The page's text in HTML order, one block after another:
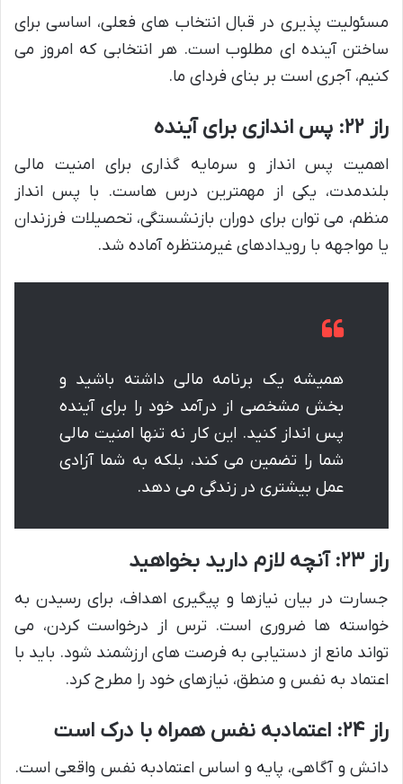
مسئولیت پذیری در قبال انتخاب های فعلی، اساسی برای
ساختن آینده ای مطلوب است. هر انتخابی که امروز می
کنیم، آجری است بر بنای فردای ما.
راز ۲۲: پس اندازی برای آینده
اهمیت پس انداز و سرمایه گذاری برای امنیت مالی
بلندمدت، یکی از مهمترین درس هاست. با پس انداز
منظم، می توان برای دوران بازنشستگی، تحصیلات فرزندان
یا مواجهه با رویدادهای غیرمنتظره آماده شد.
همیشه یک برنامه مالی داشته باشید و
بخش مشخصی از درآمد خود را برای آینده
پس انداز کنید. این کار نه تنها امنیت مالی
شما را تضمین می کند، بلکه به شما آزادی
عمل بیشتری در زندگی می دهد.
راز ۲۳: آنچه لازم دارید بخواهید
جسارت در بیان نیازها و پیگیری اهداف، برای رسیدن به
خواسته ها ضروری است. ترس از درخواست کردن، می
تواند مانع از دستیابی به فرصت های ارزشمند شود. باید با
اعتماد به نفس و منطق، نیازهای خود را مطرح کرد.
راز ۲۴: اعتمادبه نفس همراه با درک است
دانش و آگاهی، پایه و اساس اعتمادبه نفس واقعی است.